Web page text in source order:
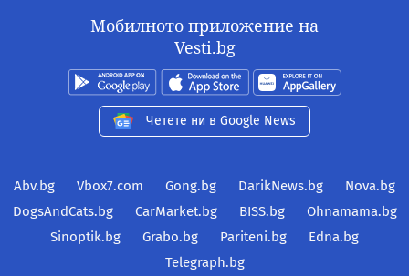
Мобилното приложение на
Vesti.bg
Четете ни в Google News
Abv.bg Vbox7.com Gong.bg DarikNews.bg
Nova.bg
DogsAndCats.bg
CarMarket.bg BISS.bg
Ohnamama.bg
Sinoptik.bg
Grabo.bg Pariteni.bg
Edna.bg
Telegraph.bg